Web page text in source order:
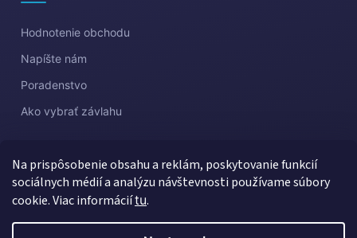
Na prispôsobenie obsahu a reklám, poskytovanie funkcií
sociálnych médií a analýzu návštevnosti používame súbory
cookie. Viac informáciítu.
Hodnotenie obchodu
Napíšte nám
Poradenstvo
Ako vybrať závlahu